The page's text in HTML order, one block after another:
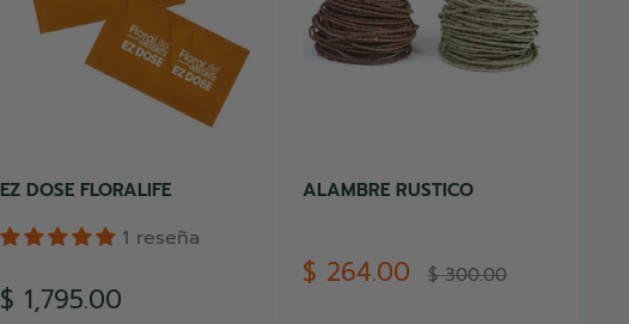
EZ DOSE FLORALIFE
1 reseña
Precio
$ 1,795.00
ALAMBRE RUSTICO
Precio
$ 264.00 Precio
habitual
$ 300.00